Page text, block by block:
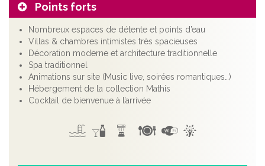
Points forts
Nombreux espaces de détente et points d’eau
Villas & chambres intimistes très spacieuses
Décoration moderne et architecture traditionnelle
Spa traditionnel
Animations sur site (Music live, soirées romantiques…)
Hébergement de la collection Mathis
Cocktail de bienvenue à l’arrivée